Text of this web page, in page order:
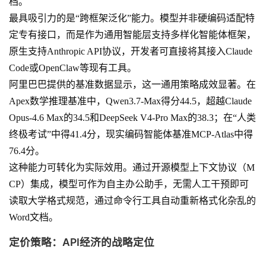
最具吸引力的是“跨框架泛化”能力。模型并非硬编码适配特
定专有接口，而是作为通用智能层支持多样化智能体框架，
原生支持Anthropic API协议，开发者可直接将其接入Claude
Code或OpenClaw等现有工具。
阿里巴巴提供的基准数据显示，这一通用策略成效显著。在
Apex数学推理基准中，Qwen3.7-Max得分44.5，超越Claude
Opus-4.6 Max的34.5和DeepSeek V4-Pro Max的38.3；在“人类
终极考试”中得41.4分，现实编码智能体基准MCP-Atlas中得
76.4分。
这种能力可转化为实际效用。通过开源模型上下文协议（M
CP）集成，模型可作为自主办公助手，无需人工干预即可
读取大学格式规范，通过命令行工具自动重新格式化杂乱的
Word文档。
定价策略：API经济的战略定位